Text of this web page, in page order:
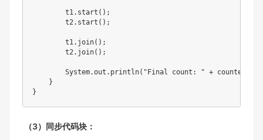
        t1.start();
        t2.start();
        t1.join();
        t2.join();
System.out.println("Final count: " +
    }
（3）同步代码块：